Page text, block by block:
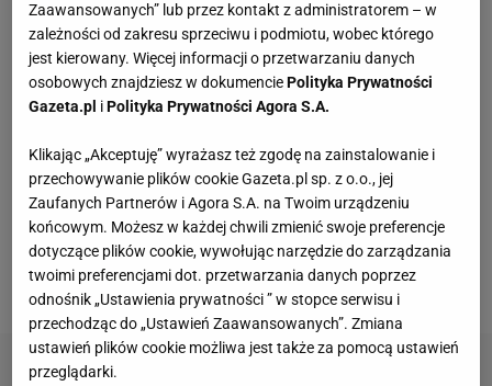
To nie droga na skróty. Matka pokazuje, jak
naprawdę wygląda edukacja domowa
MATERIAŁ PROMOCYJNY
Miętowy =fotel to hit polskich salonów. W lecie
2026 stawiamy na faktury
Ta luksusowa enklawa na Phuket była kiedyś
kopalnią cyny. Jak "blizna" na mapie wyspy stała
się rajem?
Zaawansowanych” lub przez kontakt z administratorem – w
zależności od zakresu sprzeciwu i podmiotu, wobec którego
jest kierowany. Więcej informacji o przetwarzaniu danych
osobowych znajdziesz w dokumenciePolityka Prywatności
Gazeta.pl iPolityka Prywatności Agora S.A.
Klikając „Akceptuję” wyrażasz też zgodę na zainstalowanie i
przechowywanie plików cookie Gazeta.pl sp. z o.o., jej
Zaufanych Partnerów i Agora S.A. na Twoim urządzeniu
końcowym. Możesz w każdej chwili zmienić swoje preferencje
dotyczące plików cookie, wywołując narzędzie do zarządzania
twoimi preferencjami dot. przetwarzania danych poprzez
odnośnik „Ustawienia prywatności ” w stopce serwisu i
przechodząc do „Ustawień Zaawansowanych”. Zmiana
ustawień plików cookie możliwa jest także za pomocą ustawień
przeglądarki.